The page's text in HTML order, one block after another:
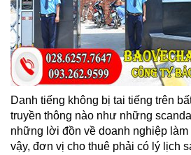
Danh tiếng không bị tai tiếng trên
truyền thông nào như những
những lời đồn về doanh nghiệp
vậy, đơn vị cho thuê phải có lý lịch